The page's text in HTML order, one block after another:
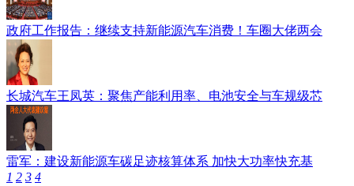
政府工作报告：继续支持新能源汽车消费！车圈大佬两会
长城汽车王凤英：聚焦产能利用率、电池安全与车规级芯
雷军：建设新能源车碳足迹核算体系 加快大功率快充基
1 2 3 4